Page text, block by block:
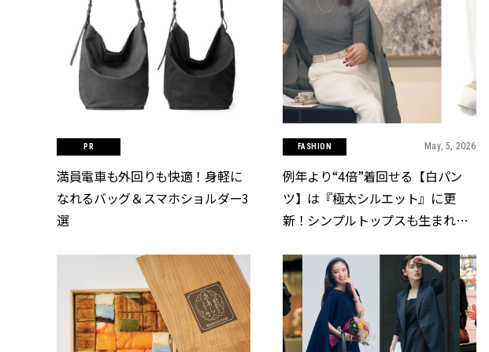
満員電車も外回りも快適！身軽に
なれるバッグ＆スマホショルダー3
選
FASHION May, 5, 2026
例年より“4倍”着回せる【白パン
ツ】は『極太シルエット』に更
新！シンプルトップスも生まれ変